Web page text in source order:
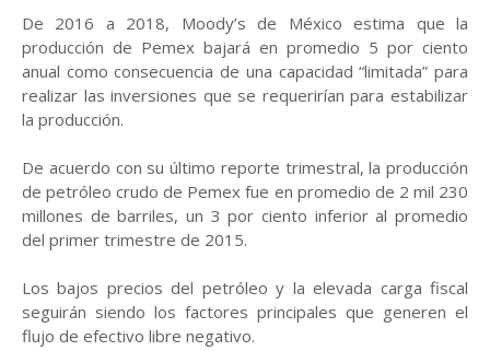
De 2016 a 2018, Moody’s de México estima que la
producción de Pemex bajará en promedio 5 por ciento
anual como consecuencia de una capacidad “limitada” para
realizar las inversiones que se requerirían para estabilizar
la producción.
De acuerdo con su último reporte trimestral, la producción
de petróleo crudo de Pemex fue en promedio de 2 mil 230
millones de barriles, un 3 por ciento inferior al promedio
del primer trimestre de 2015.
Los bajos precios del petróleo y la elevada carga fiscal
seguirán siendo los factores principales que generen el
flujo de efectivo libre negativo.